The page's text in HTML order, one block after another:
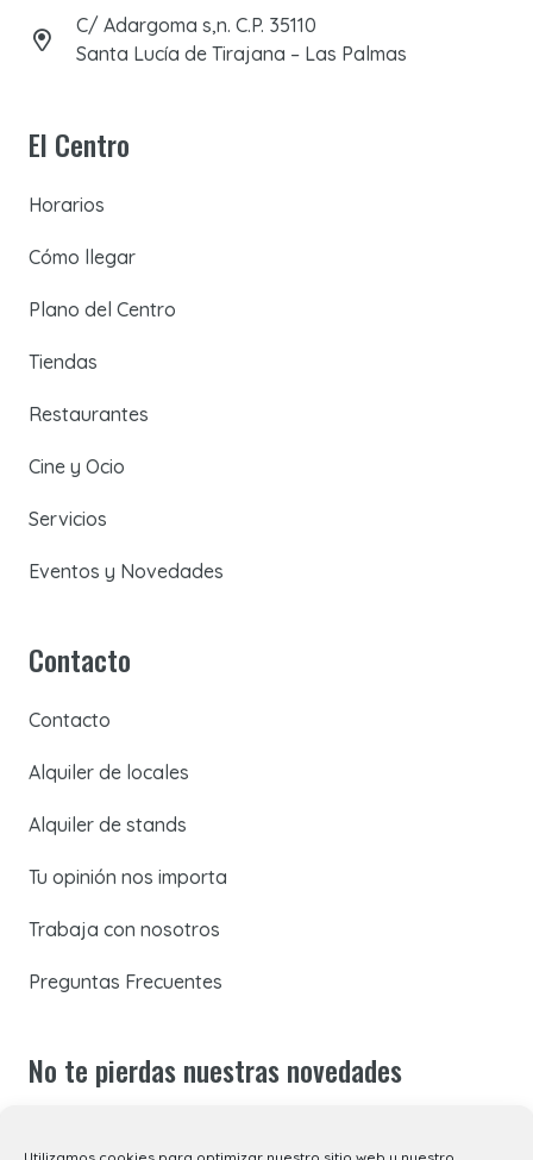
C/ Adargoma s,n. C.P. 35110
Santa Lucía de Tirajana – Las Palmas
El Centro
Horarios
Cómo llegar
Plano del Centro
Tiendas
Restaurantes
Cine y Ocio
Servicios
Eventos y Novedades
Contacto
Contacto
Alquiler de locales
Alquiler de stands
Tu opinión nos importa
Trabaja con nosotros
Preguntas Frecuentes
No te pierdas nuestras novedades